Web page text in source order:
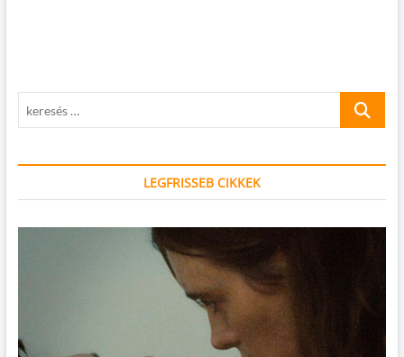
keresés
LEGFRISSEB CIKKEK